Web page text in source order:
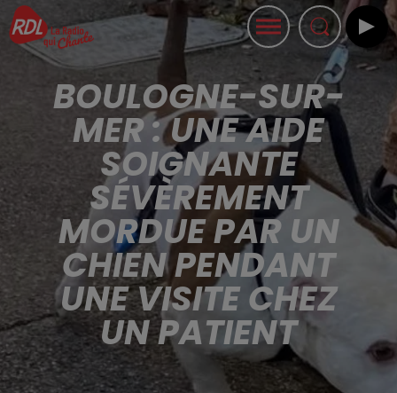
BOULOGNE-SUR-
MER : UNE AIDE
SOIGNANTE
SÉVÈREMENT
MORDUE PAR UN
CHIEN PENDANT
UNE VISITE CHEZ
UN PATIENT